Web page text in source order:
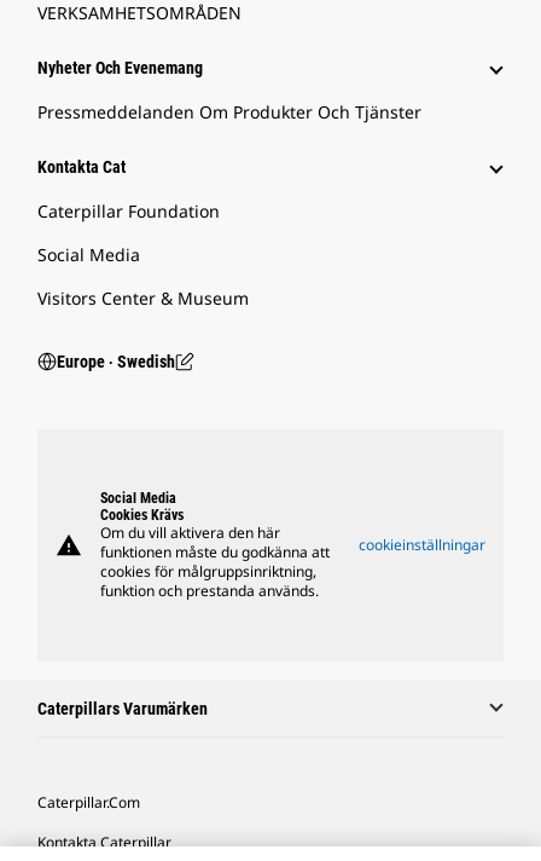
VERKSAMHETSOMRÅDEN
Nyheter Och Evenemang
Pressmeddelanden Om Produkter Och Tjänster
Kontakta Cat
Caterpillar Foundation
Social Media
Visitors Center & Museum
Europe ‧ Swedish
warning
Social Media
Cookies Krävs
Om du vill aktivera den här
funktionen måste du godkänna att
cookies för målgruppsinriktning,
funktion och prestanda används.
cookieinställningar
Caterpillars Varumärken
Caterpillar.com
Kontakta Caterpillar